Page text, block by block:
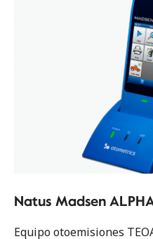
Natus Madsen
Equipo otoemisiones